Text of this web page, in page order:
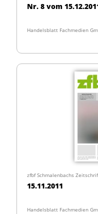
Nr. 8 vom
Handelsblatt Fachmedien
zfbf Schmalenbachs
15.11.2011
Handelsblatt Fachmedien